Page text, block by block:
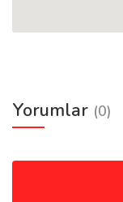
Yorumlar (0)